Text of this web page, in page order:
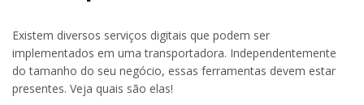
Existem diversos serviços digitais que podem ser
implementados em uma transportadora. Independentemente
do tamanho do seu negócio, essas ferramentas devem estar
presentes. Veja quais são elas!